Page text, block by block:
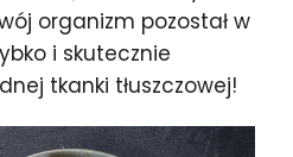
organizm pozostał w
i skutecznie
tkanki tłuszczowej!